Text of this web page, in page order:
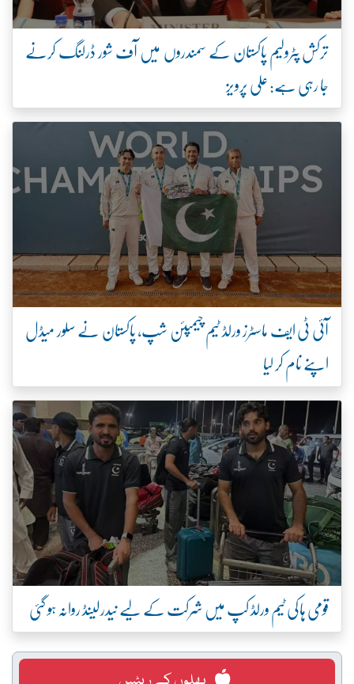
ترکش پٹرولیم پاکستان کے سمندروں میں آف شور ڈرلنگ کرنے
جا رہی ہے: علی پرویز
آئی ٹی ایف ماسٹرز ورلڈ ٹیم چیمپئن شپ، پاکستان نے سلور میڈل
اپنے نام کر لیا
قومی ہاکی ٹیم ورلڈ کپ میں شرکت کے لیے نیدرلینڈ روانہ ہو گئی